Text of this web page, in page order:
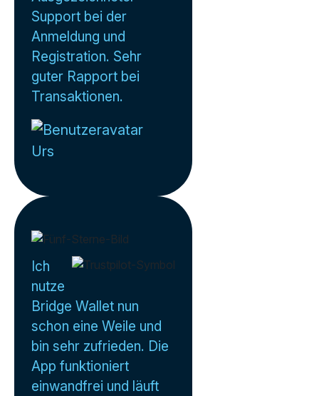
Support bei der
Anmeldung und
Registration. Sehr
guter Rapport bei
Transaktionen.
Urs
Ich
nutze
Bridge Wallet nun
schon eine Weile und
bin sehr zufrieden. Die
App funktioniert
einwandfrei und läuft